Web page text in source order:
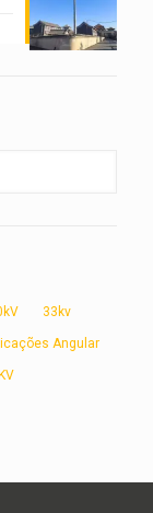
33kv
Angular